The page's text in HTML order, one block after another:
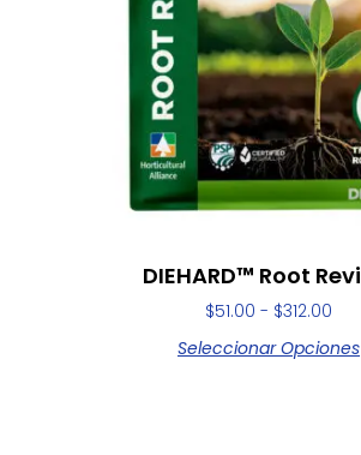
DIEHARD™ Root
$51.00 - $312.00
Seleccionar Opciones